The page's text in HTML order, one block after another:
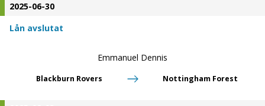
2025-06-30
Lån avslutat
Emmanuel Dennis
Blackburn Rovers Nottingham Forest